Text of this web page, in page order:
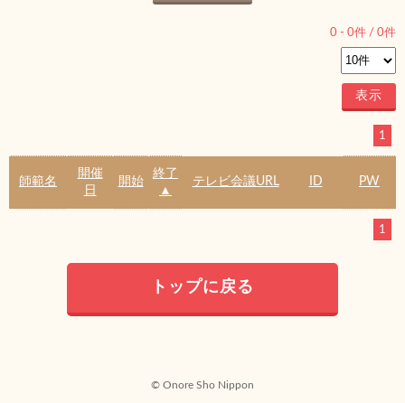
0 - 0件 / 0件
1
師範名
開催
日
開始
終了
▲
テレビ会議URL ID PW
1
トップに戻る
© Onore Sho Nippon